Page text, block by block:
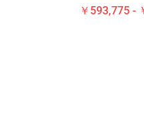
￥593,775 -